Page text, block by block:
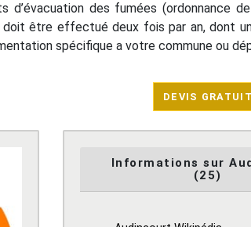
d’évacuation des fumées
être effectué deux fois par an, dont
spécifique a votre commune ou
DEVIS GRATUIT
Informations sur
(25)